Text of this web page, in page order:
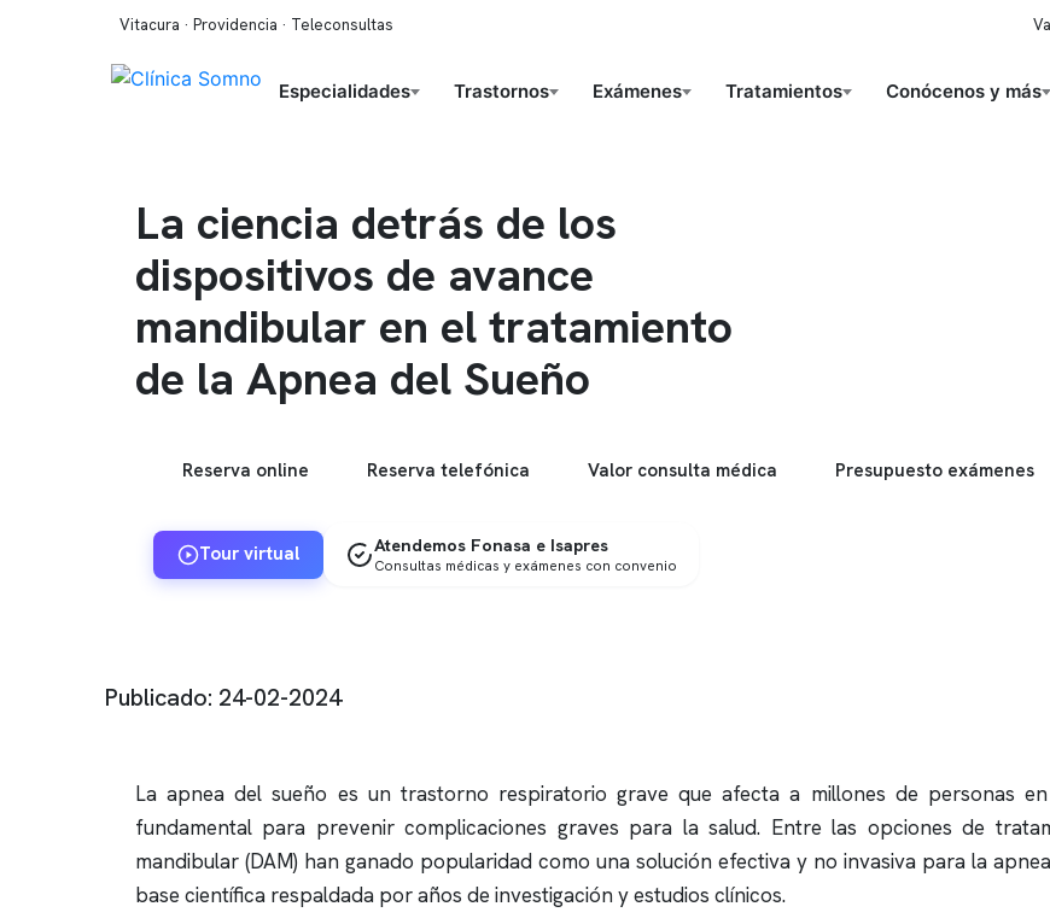
Vitacura · Providencia · Teleconsultas
Especialidades Trastornos Exámenes Tratamientos Conócenos y más
La ciencia detrás de los
dispositivos de avance
mandibular en el tratamiento
de la Apnea del Sueño
Reserva online Reserva telefónica Valor consulta médica Presupuesto exámenes
Tour virtual Atendemos Fonasa e Isapres
Consultas médicas y exámenes con convenio
Publicado: 24-02-2024
Laapnea del sueño es un trastorno respiratorio grave que afecta a millones de personas
fundamental para prevenir complicaciones graves para la salud. Entre las opciones de
mandibular (DAM) han ganado popularidad como una solución efectiva y no invasiva para la
base científica respaldada por años de investigación y estudios clínicos.